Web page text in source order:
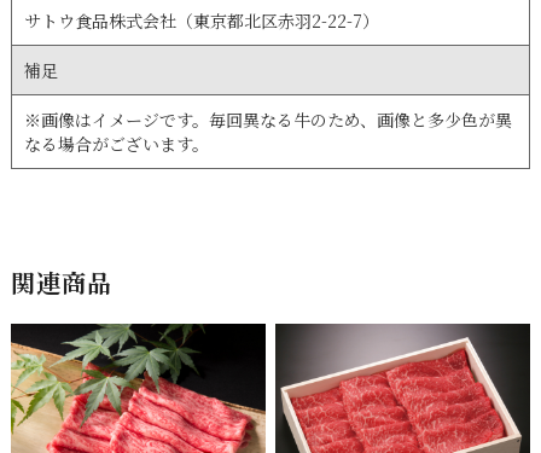
サトウ食品株式会社（東京都北区赤羽2-22-7）
補足
※画像はイメージです。毎回異なる牛のため、画像と多少色が異
なる場合がございます。
関連商品